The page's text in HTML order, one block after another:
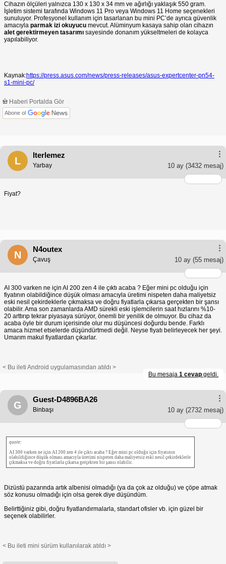
Cihazın ölçüleri yalnızca 130 x 130 x 34 mm ve ağırlığı yaklaşık 550 gram.
İşletim sistemi tarafında Windows 11 Pro veya Windows 11 Home seçenekleri
sunuluyor. Profesyonel kullanım için tasarlanan bu mini PC’de ayrıca güvenlik
amacıyla parmak izi okuyucu mevcut. Alüminyum kasaya sahip olan cihazın
alet gerektirmeyen tasarımı sayesinde donanım yükseltmeleri de kolayca
yapılabiliyor.
Kaynak:https://press.asus.com/news/press-releases/asus-expertcenter-pn54-
s1-mini-pc/
Haberi Portalda Gör
Abone ol
L
lterlemez
10 ay (3432 mesaj)
Yarbay
Fiyat?
N
N4outex
10 ay (55 mesaj)
Çavuş
AI 300 varken ne için AI 200 zen 4 ile çıktı acaba ? Eğer mini pc olduğu için
fiyatının olabildiğince düşük olması amacıyla üretimi nispeten daha maliyetsiz
eski nesil çekirdeklerle çıkmaksa ve doğru fiyatlarla çıkarsa gerçekten bir şansı
olabilir. Ama son zamanlarda AMD sürekli eski işlemcilerin saat hızlarını %10-
20 arttırıp tekrar piyasaya sürüyor, önemli bir yenilik de olmuyor. Bu cihaz da
acaba öyle bir durum içerisinde olur mu düşüncesi doğurdu bende. Farklı
amaca hizmet etselerde düşündürtmedi değil. Neyse fiyatı belirleyecek her şeyi.
Umarım makul fiyatlardan çıkarlar.
< Bu ileti Android uygulamasından atıldı >
Bu mesaja 1 cevap geldi.
G
Guest-D4896BA26
10 ay (2732 mesaj)
Binbaşı
quote:
AI 300 varken ne için AI 200 zen 4 ile çıktı acaba ? Eğer mini pc olduğu için fiyatının
olabildiğince düşük olması amacıyla üretimi nispeten daha maliyetsiz eski nesil çekirdeklerle
çıkmaksa ve doğru fiyatlarla çıkarsa gerçekten bir şansı olabilir.
Dizüstü pazarında artık albenisi olmadığı (ya da çok az olduğu) ve çöpe atmak
söz konusu olmadığı için olsa gerek diye düşündüm.
Belirttiğiniz gibi, doğru fiyatlandırmalarla, standart ofisler vb. için güzel bir
seçenek olabilirler.
< Bu ileti mini sürüm kullanılarak atıldı >